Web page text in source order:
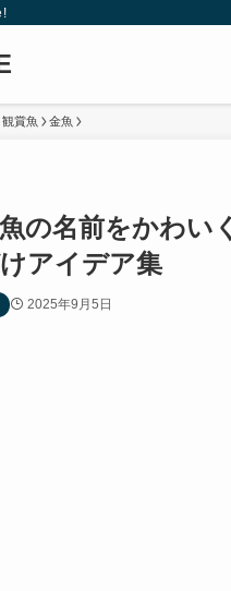
賞魚 金魚
の名前をかわい
アイデア集
2025年9月5日